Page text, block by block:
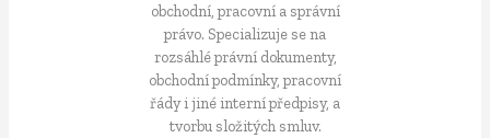
obchodní, pracovní a správní
právo. Specializuje se na
rozsáhlé právní dokumenty,
obchodní podmínky, pracovní
řády i jiné interní předpisy, a
tvorbu složitých smluv.